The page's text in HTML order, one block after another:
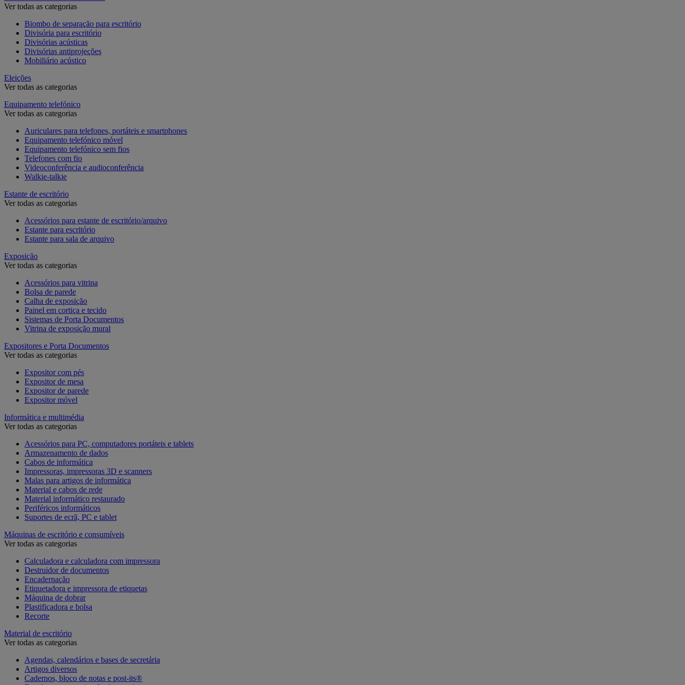
Ver todas as categorias
Biombo de separação para escritório
Divisória para escritório
Divisórias acústicas
Divisórias antiprojeções
Mobiliário acústico
Eleições
Ver todas as categorias
Equipamento telefónico
Ver todas as categorias
Auriculares para telefones, portáteis e smartphones
Equipamento telefónico móvel
Equipamento telefónico sem fios
Telefones com fio
Videoconferência e audioconferência
Walkie-talkie
Estante de escritório
Ver todas as categorias
Acessórios para estante de escritório/arquivo
Estante para escritório
Estante para sala de arquivo
Exposição
Ver todas as categorias
Acessórios para vitrina
Bolsa de parede
Calha de exposição
Painel em cortiça e tecido
Sistemas de Porta Documentos
Vitrina de exposição mural
Expositores e Porta Documentos
Ver todas as categorias
Expositor com pés
Expositor de mesa
Expositor de parede
Expositor móvel
Informática e multimédia
Ver todas as categorias
Acessórios para PC, computadores portáteis e tablets
Armazenamento de dados
Cabos de informática
Impressoras, impressoras 3D e scanners
Malas para artigos de informática
Material e cabos de rede
Material informático restaurado
Periféricos informáticos
Suportes de ecrã, PC e tablet
Máquinas de escritório e consumíveis
Ver todas as categorias
Calculadora e calculadora com impressora
Destruidor de documentos
Encadernação
Etiquetadora e impressora de etiquetas
Máquina de dobrar
Plastificadora e bolsa
Recorte
Material de escritório
Ver todas as categorias
Agendas, calendários e bases de secretária
Artigos diversos
Cadernos, bloco de notas e post-its®